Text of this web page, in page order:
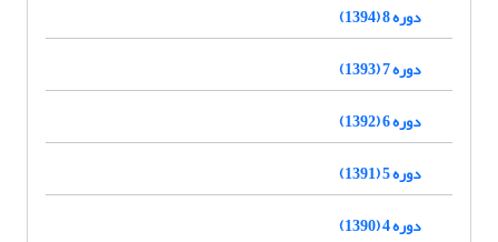
دوره 8 (1394)
دوره 7 (1393)
دوره 6 (1392)
دوره 5 (1391)
دوره 4 (1390)